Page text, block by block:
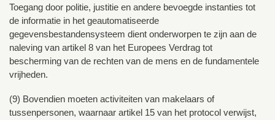
Toegang door politie, justitie en andere bevoegde instanties tot
de informatie in het geautomatiseerde
gegevensbestandensysteem dient onderworpen te zijn aan de
naleving van artikel 8 van het Europees Verdrag tot
bescherming van de rechten van de mens en de fundamentele
vrijheden.
(9) Bovendien moeten activiteiten van makelaars of
tussenpersonen, waarnaar artikel 15 van het protocol verwijst,